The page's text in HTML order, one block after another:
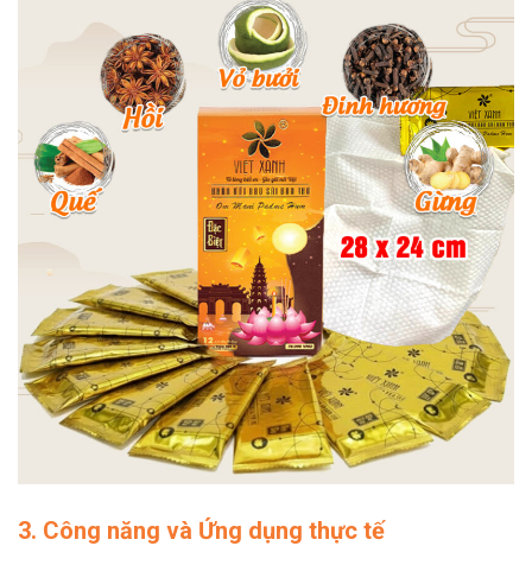
3. Công năng và Ứng dụng thực tế